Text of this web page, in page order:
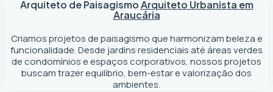
Arquiteto de PaisagismoArquiteto Urbanista em
Araucária
Criamos projetos de paisagismo que harmonizam beleza e
funcionalidade. Desde jardins residenciais até áreas verdes
de condomínios e espaços corporativos, nossos projetos
buscam trazer equilíbrio, bem-estar e valorização dos
ambientes.